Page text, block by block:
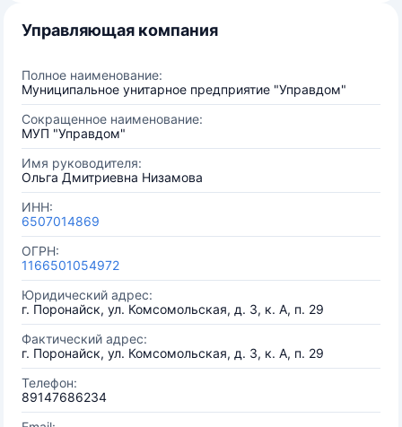
Управляющая компания
Полное наименование:
Муниципальное унитарное предприятие "Управдом"
Сокращенное наименование:
МУП "Управдом"
Имя руководителя:
Ольга Дмитриевна Низамова
ИНН:
6507014869
ОГРН:
1166501054972
Юридический адрес:
г. Поронайск, ул. Комсомольская, д. 3, к. А, п. 29
Фактический адрес:
г. Поронайск, ул. Комсомольская, д. 3, к. А, п. 29
Телефон:
89147686234